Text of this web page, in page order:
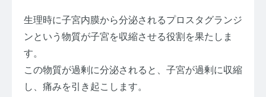
生理時に子宮内膜から分泌されるプロスタグランジ
ンという物質が子宮を収縮させる役割を果たしま
す。
この物質が過剰に分泌されると、子宮が過剰に収縮
し、痛みを引き起こします。